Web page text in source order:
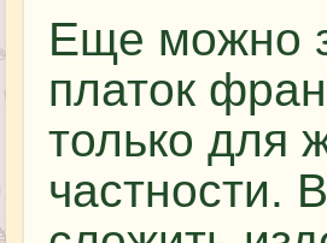
Еще можно
платок
только для
частности.